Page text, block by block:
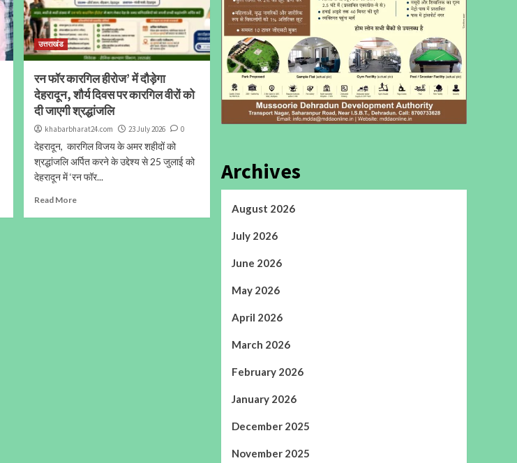
उत्तराखंड
रन फॉर कारगिल हीरोज’ में दौड़ेगा
देहरादून, शौर्य दिवस पर कारगिल वीरों को
दी जाएगी श्रद्धांजलि
khabarbharat24.com 23 July 2026 0
देहरादून, कारगिल विजय के अमर शहीदों को
श्रद्धांजलि अर्पित करने के उद्देश्य से 25 जुलाई को
देहरादून में ‘रन फॉर...
Read More
Archives
August 2026
July 2026
June 2026
May 2026
April 2026
March 2026
February 2026
January 2026
December 2025
November 2025